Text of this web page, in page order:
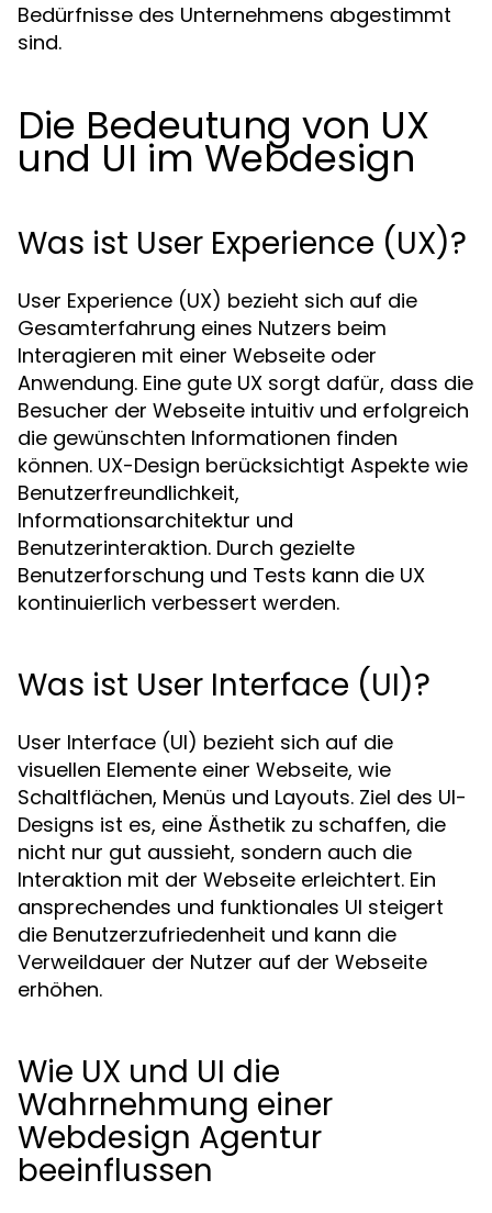
Bedürfnisse des Unternehmens abgestimmt
sind.
Die Bedeutung von UX
und UI im Webdesign
Was ist User Experience (UX)?
User Experience (UX) bezieht sich auf die
Gesamterfahrung eines Nutzers beim
Interagieren mit einer Webseite oder
Anwendung. Eine gute UX sorgt dafür, dass die
Besucher der Webseite intuitiv und erfolgreich
die gewünschten Informationen finden
können. UX-Design berücksichtigt Aspekte wie
Benutzerfreundlichkeit,
Informationsarchitektur und
Benutzerinteraktion. Durch gezielte
Benutzerforschung und Tests kann die UX
kontinuierlich verbessert werden.
Was ist User Interface (UI)?
User Interface (UI) bezieht sich auf die
visuellen Elemente einer Webseite, wie
Schaltflächen, Menüs und Layouts. Ziel des UI-
Designs ist es, eine Ästhetik zu schaffen, die
nicht nur gut aussieht, sondern auch die
Interaktion mit der Webseite erleichtert. Ein
ansprechendes und funktionales UI steigert
die Benutzerzufriedenheit und kann die
Verweildauer der Nutzer auf der Webseite
erhöhen.
Wie UX und UI die
Wahrnehmung einer
Webdesign Agentur
beeinflussen